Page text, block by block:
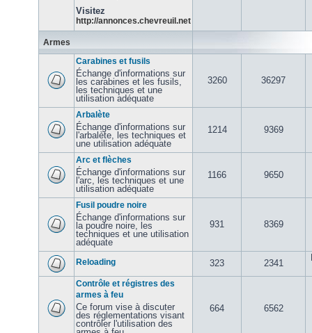
Visitez
http://annonces.chevreuil.net
Armes
Carabines et fusils
Échange d'informations sur
les carabines et les fusils,
les techniques et une
utilisation adéquate
3260 36297
Arbalète
Échange d'informations sur
l'arbalète, les techniques et
une utilisation adéquate
1214 9369
Arc et flèches
Échange d'informations sur
l'arc, les techniques et une
utilisation adéquate
1166 9650
Fusil poudre noire
Échange d'informations sur
la poudre noire, les
techniques et une utilisation
adéquate
931 8369
Reloading 323 2341
Contrôle et régistres des
armes à feu
Ce forum vise à discuter
des réglementations visant
contrôler l'utilisation des
664 6562